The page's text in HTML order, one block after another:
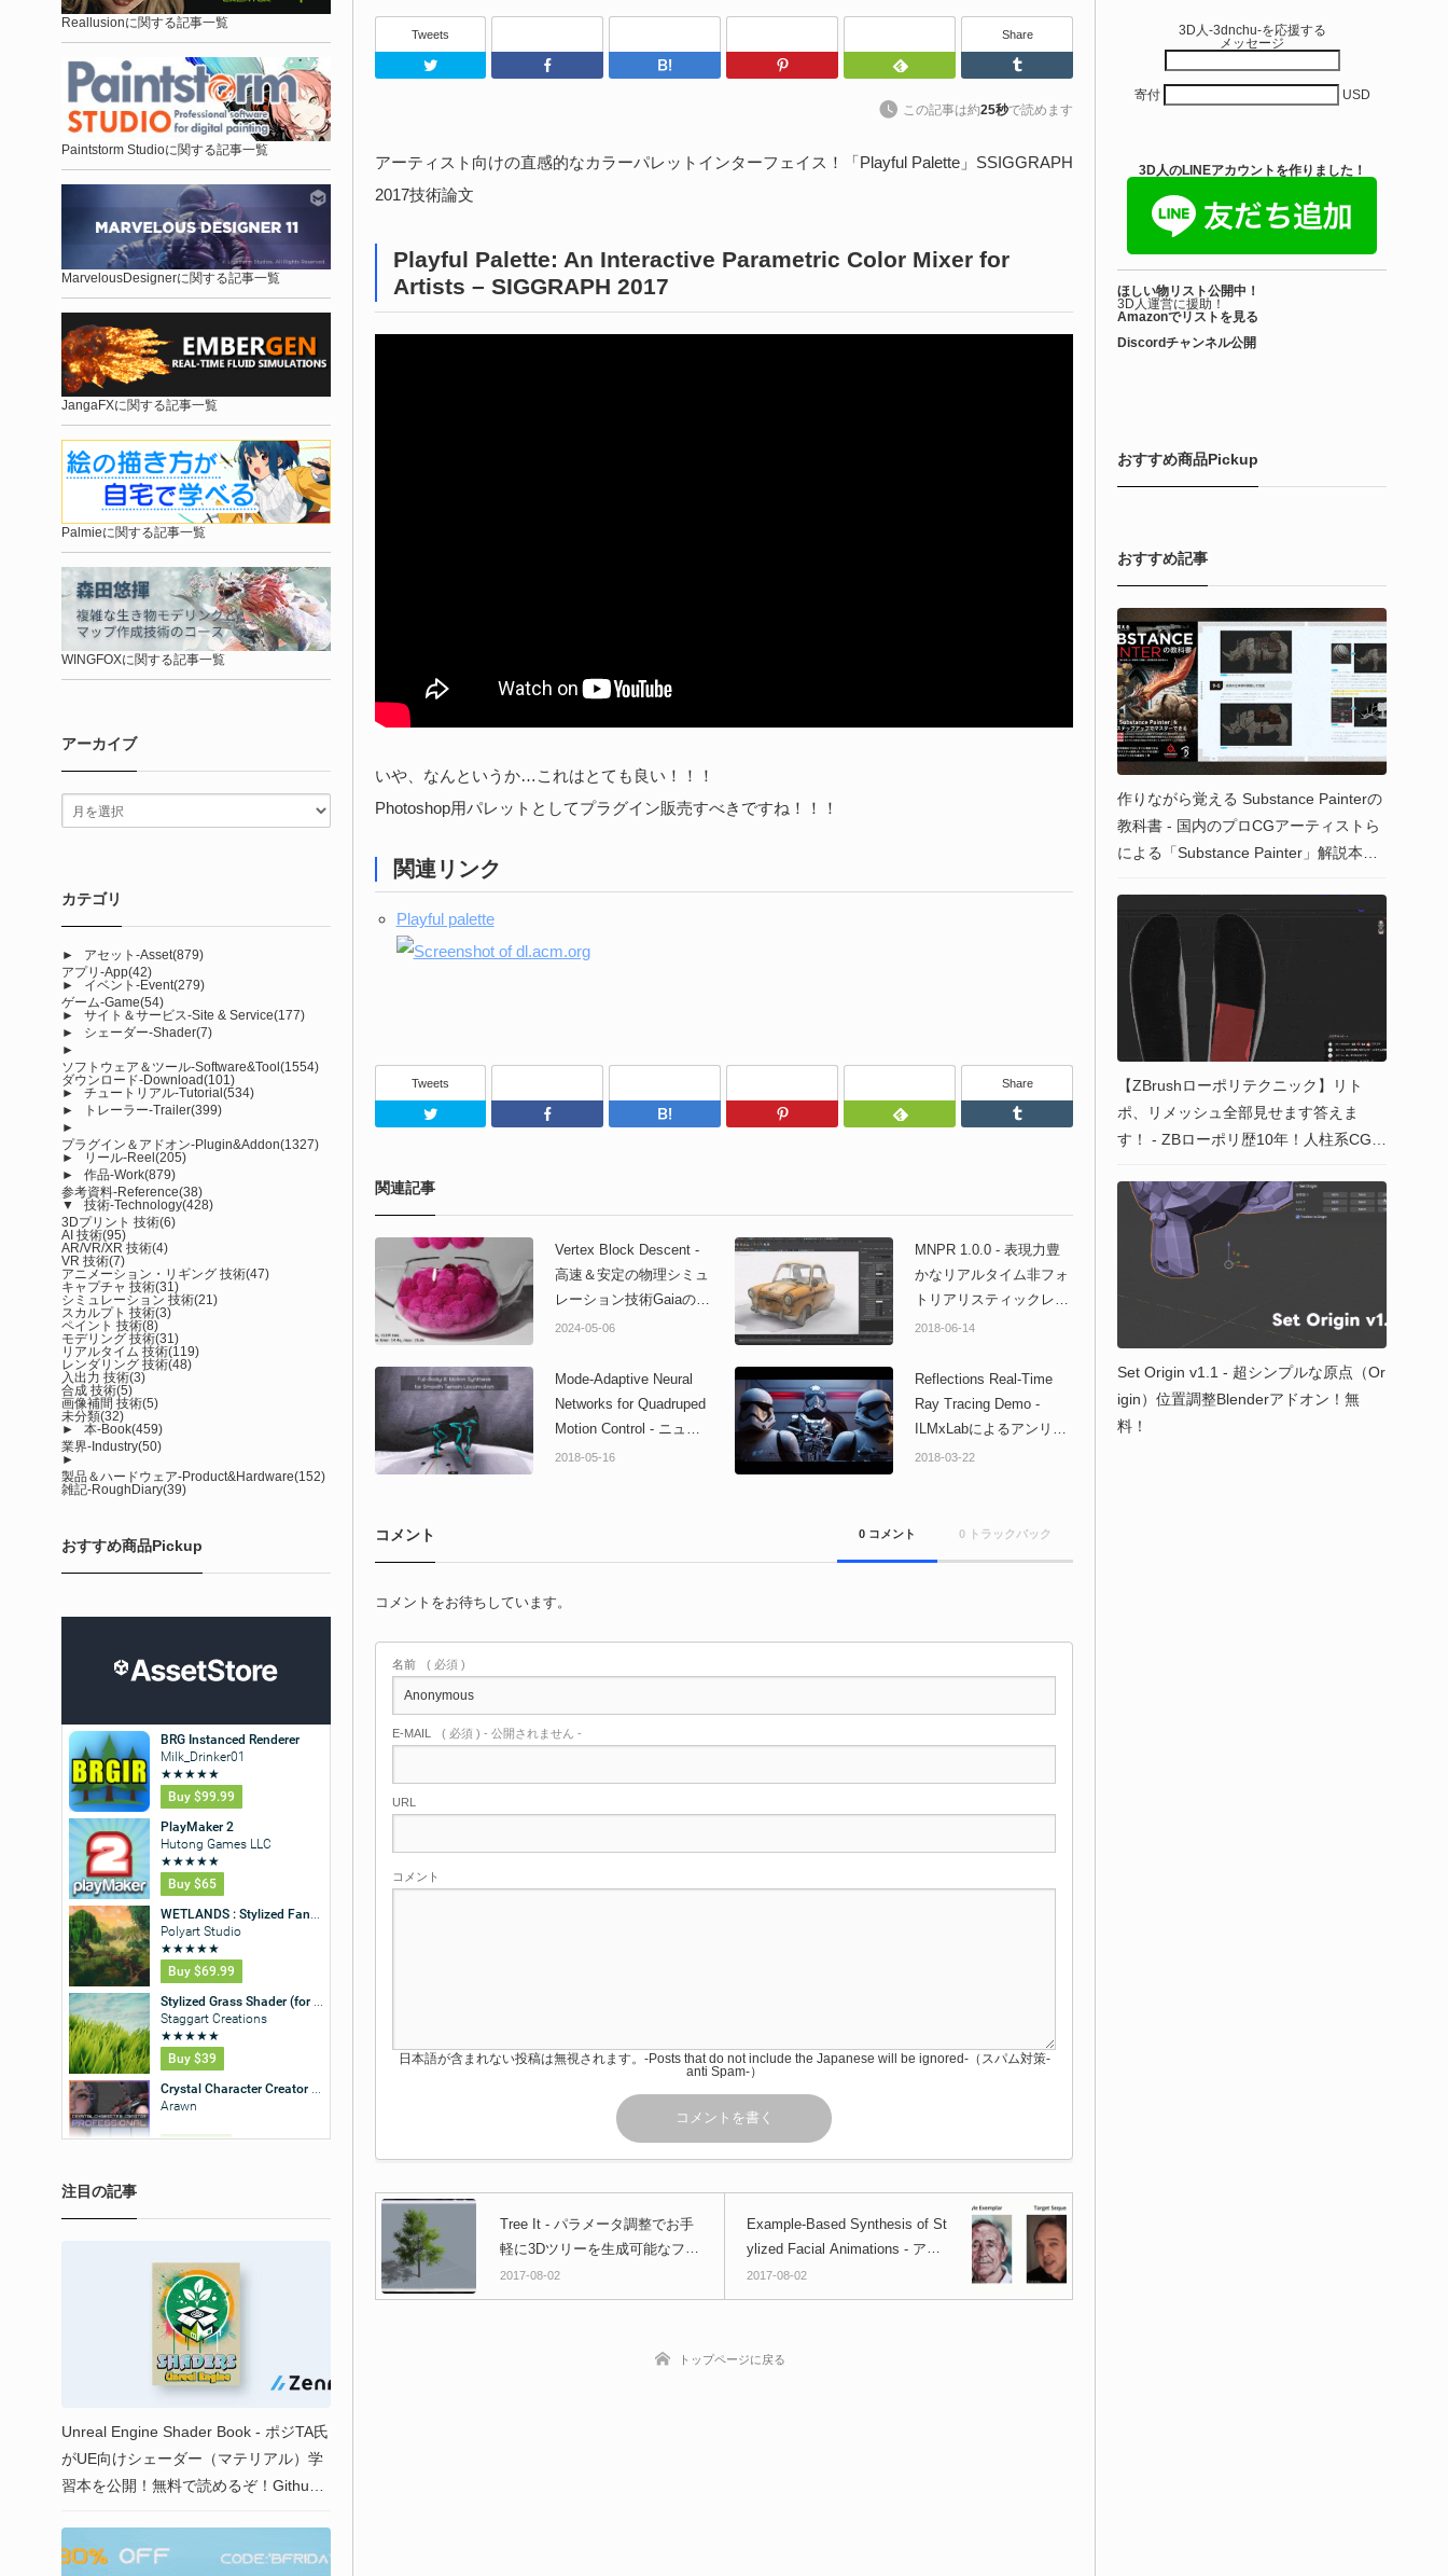
Unreal Directiveによる「Directive Utilities」はブループリントライ
ブラリやエディタスクリプト API の機能不足を補うオープンソー
続きを読む
Unityエフェクトレシピブック パーツを組み合
わせて作れる | ktk.kum...
Tweets
Twitter Facebook はてなブックマークPinterest Feedly
Share
Tumblr
この記事は約25秒で読めます
アーティスト向けの直感的なカラーパレットインターフェイス！「Playful Palette」SSIGGRAPH
2017技術論文
Playful Palette: An Interactive Parametric Color Mixer for
Artists – SIGGRAPH 2017
いや、なんというか…これはとても良い！！！
Photoshop用パレットとしてプラグイン販売すべきですね！！！
関連リンク
Playful palette
Tweets
Twitter Facebook はてなブックマークPinterest Feedly
Share
Tumblr
関連記事
Vertex Block Descent -
高速＆安定の物理シミュ
レーション技術Gaiaの次
世代アップデート技術の
画が公開！SIGGRAPH
2024技術論文！
2024-05-06
MNPR 1.0.0 - 表現力豊
かなリアルタイム非フォ
トリアリスティックレン
ダリングフレームワー
開！オープンソース！
2018-06-14
Mode-Adaptive Neural
Networks for Quadruped
Motion Control - ニュー
ラルネットを用いた4足
2018-05-16
Reflections Real-Time
Ray Tracing Demo -
ILMxLabによるアンリア
ルエンジン上で動作して
2018-03-22
コメント 0 コメント 0 トラックバック
コメントをお待ちしています。
名前 ( 必須 )
E-MAIL ( 必須 ) - 公開されません -
URL
コメント
日本語が含まれない投稿は無視されます。-Posts that do not include the Japanese will be ignored-（スパム対策-
anti Spam-）
Tree It - パラメータ調整でお手
軽に3Dツリーを生成可能なフリ
ーソフト！Windows
2017-08-02
Example-Based Synthesis of St
ylized Facial Animations - アー
ティスティックな顔イラストを
フェイシャルキャプチャ元へ適
2017-08-02
トップページに戻る
Reallusionに関する記事一覧
Paintstorm Studioに関する記事一覧
MarvelousDesignerに関する記事一覧
JangaFXに関する記事一覧
Palmieに関する記事一覧
WINGFOXに関する記事一覧
アーカイブ
カテゴリ
► アセット-Asset(879)
アプリ-App(42)
►
イベント-Event(279)
ゲーム-Game(54)
►
サイト＆サービス-Site & Service(177)
►
シェーダー-Shader(7)
►
ソフトウェア＆ツール-Software&Tool(1554)
ダウンロード-Download(101)
►
チュートリアル-Tutorial(534)
►
トレーラー-Trailer(399)
►
プラグイン＆アドオン-Plugin&Addon(1327)
►
リール-Reel(205)
►
作品-Work(879)
参考資料-Reference(38)
▼
技術-Technology(428)
3Dプリント 技術(6)
AI 技術(95)
AR/VR/XR 技術(4)
VR 技術(7)
アニメーション・リギング 技術(47)
キャプチャ 技術(31)
シミュレーション 技術(21)
スカルプト 技術(3)
ペイント 技術(8)
モデリング 技術(31)
リアルタイム 技術(119)
レンダリング 技術(48)
入出力 技術(3)
合成 技術(5)
画像補間 技術(5)
未分類(32)
►
本-Book(459)
業界-Industry(50)
►
製品＆ハードウェア-Product&Hardware(152)
雑記-RoughDiary(39)
おすすめ商品Pickup
注目の記事
Unreal Engine Shader Book - ポジTA氏
がUE向けシェーダー（マテリアル）学
習本を公開！無料で読めるぞ！Github
3D人-3dnchu-を応援する
メッセージ
寄付 USD
3D人のLINEアカウントを作りました！
ほしい物リスト公開中！
3D人運営に援助！
Amazonでリストを見る
Discordチャンネル公開
おすすめ商品Pickup
おすすめ記事
作りながら覚える Substance Painterの
教科書 - 国内のプロCGアーティストら
による「Substance Painter」解説本が2
【ZBrushローポリテクニック】リト
ポ、リメッシュ全部見せます答えま
す！ - ZBローポリ歴10年！人柱系CGモ
トポTips紹介ライブ配信！
Set Origin v1.1 - 超シンプルな原点（Or
igin）位置調整Blenderアドオン！無
料！